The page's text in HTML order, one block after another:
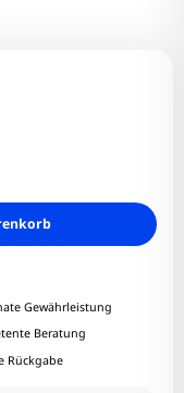
Gewährleistung
Beratung
Rückgabe